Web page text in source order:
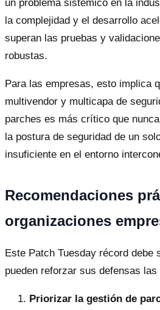
un problema sistémico en la
la complejidad y el desarrollo
superan las pruebas y
robustas.
Para las empresas, esto implica
multivendor y multicapa de
parches es más crítico que
la postura de seguridad de un
insuficiente en el entorno
Recomendaciones
organizaciones
Este Patch Tuesday récord debe
pueden reforzar sus defensas
Priorizar la gestión de